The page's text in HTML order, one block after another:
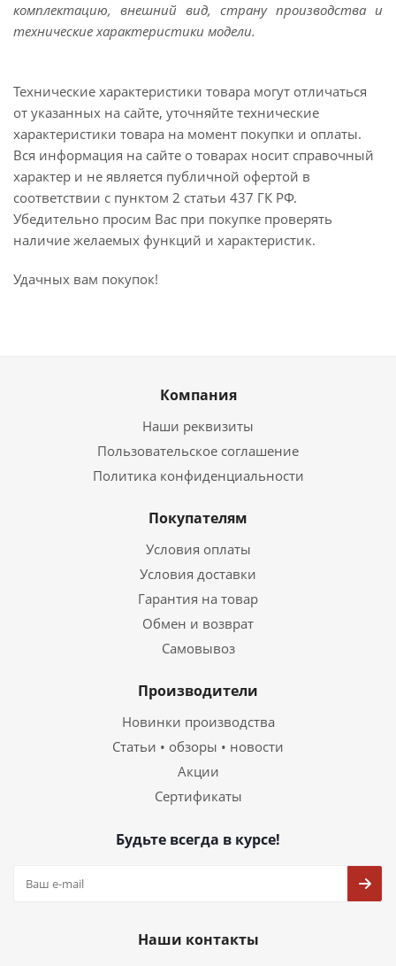
комплектацию, внешний вид, страну производства и
технические характеристики модели.
Технические характеристики товара могут отличаться
от указанных на сайте, уточняйте технические
характеристики товара на момент покупки и оплаты.
Вся информация на сайте о товарах носит справочный
характер и не является публичной офертой в
соответствии с пунктом 2 статьи 437 ГК РФ.
Убедительно просим Вас при покупке проверять
наличие желаемых функций и характеристик.
Удачных вам покупок!
Компания
Наши реквизиты
Пользовательское соглашение
Политика конфиденциальности
Покупателям
Условия оплаты
Условия доставки
Гарантия на товар
Обмен и возврат
Самовывоз
Производители
Новинки производства
Статьи • обзоры • новости
Акции
Сертификаты
Будьте всегда в курсе!
Наши контакты